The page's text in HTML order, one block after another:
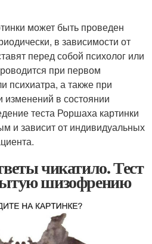
может быть проведен
в зависимости от
перед собой психолог или
при первом
психиатра, а также при
изменений в состоянии
теста Роршаха картинки
и зависит от индивидуальных
чикатило. Тест
шизофрению